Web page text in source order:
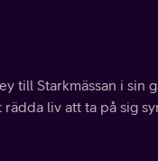
till Starkmässan i sin
liv att ta på sig